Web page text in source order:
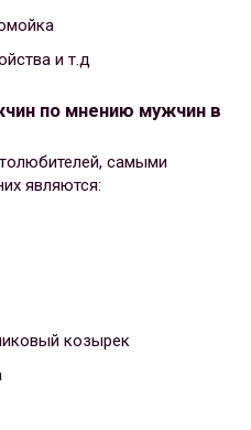
и т.д
по мнению мужчин в
самыми
являются:
козырек